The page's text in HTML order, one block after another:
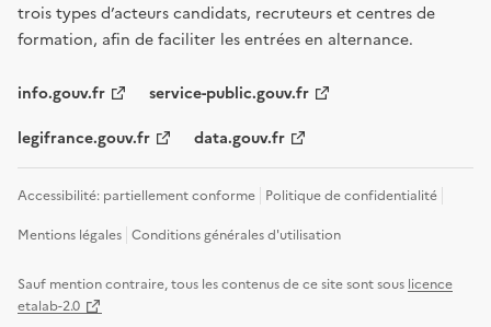
trois types d’acteurs candidats, recruteurs et centres de
formation, afin de faciliter les entrées en alternance.
info.gouv.fr service-public.gouv.fr
legifrance.gouv.fr data.gouv.fr
Accessibilité: partiellement conforme Politique de confidentialité
Mentions légales Conditions générales d'utilisation
Sauf mention contraire, tous les contenus de ce site sont sous licence
etalab-2.0